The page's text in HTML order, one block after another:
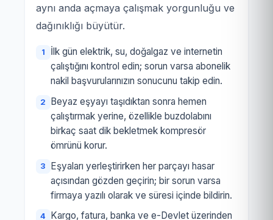
aynı anda açmaya çalışmak yorgunluğu ve
dağınıklığı büyütür.
İlk gün elektrik, su, doğalgaz ve internetin
çalıştığını kontrol edin; sorun varsa abonelik
nakil başvurularınızın sonucunu takip edin.
Beyaz eşyayı taşıdıktan sonra hemen
çalıştırmak yerine, özellikle buzdolabını
birkaç saat dik bekletmek kompresör
ömrünü korur.
Eşyaları yerleştirirken her parçayı hasar
açısından gözden geçirin; bir sorun varsa
firmaya yazılı olarak ve süresi içinde bildirin.
Kargo, fatura, banka ve e-Devlet üzerinden